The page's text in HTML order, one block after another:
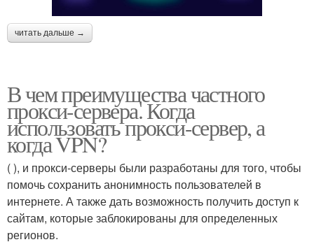
читать дальше →
В чем преимущества частного
прокси-сервера. Когда
использовать прокси-сервер, а
когда VPN?
( ), и прокси-серверы были разработаны для того, чтобы
помочь сохранить анонимность пользователей в
интернете. А также дать возможность получить доступ к
сайтам, которые заблокированы для определенных
регионов.